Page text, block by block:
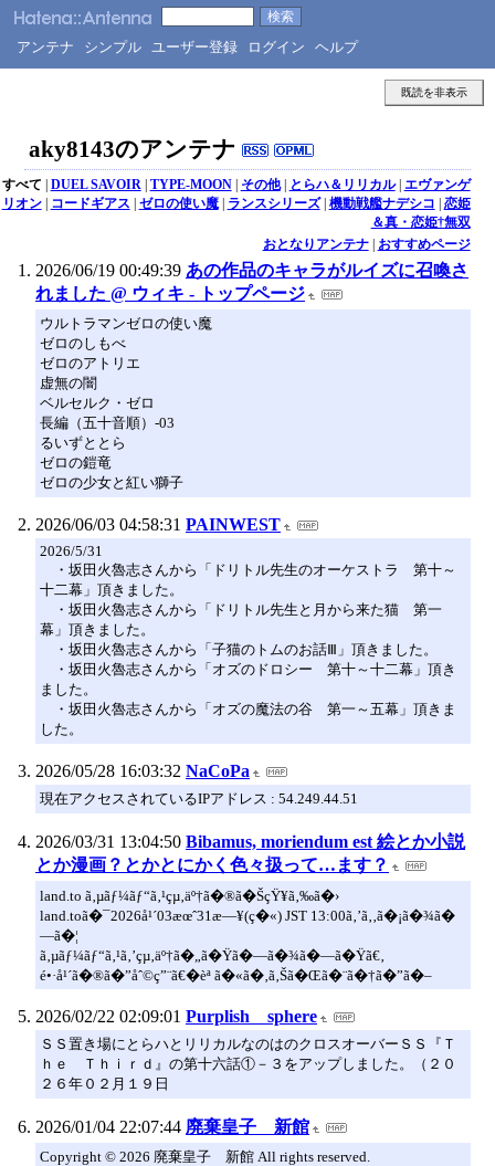
アンテナ シンプル ユーザー登録 ログイン ヘルプ
既読を非表示
aky8143のアンテナ
すべて | DUEL SAVOIR| TYPE-MOON| その他| とらハ＆リリカル| エヴァンゲ
リオン| コードギアス | ゼロの使い魔| ランスシリーズ| 機動戦艦ナデシコ | 恋姫
＆真・恋姫†無双
おとなりアンテナ| おすすめページ
2026/06/19 00:49:39 あの作品のキャラがルイズに召喚さ
れました @ ウィキ - トップページ
ウルトラマンゼロの使い魔
ゼロのしもべ
ゼロのアトリエ
虚無の闇
ベルセルク・ゼロ
長編（五十音順）-03
るいずととら
ゼロの鎧竜
ゼロの少女と紅い獅子
2026/06/03 04:58:31 PAINWEST
2026/5/31
・坂田火魯志さんから「ドリトル先生のオーケストラ 第十～
十二幕」頂きました。
・坂田火魯志さんから「ドリトル先生と月から来た猫 第一
幕」頂きました。
・坂田火魯志さんから「子猫のトムのお話Ⅲ」頂きました。
・坂田火魯志さんから「オズのドロシー 第十～十二幕」頂き
ました。
・坂田火魯志さんから「オズの魔法の谷 第一～五幕」頂きま
した。
2026/05/28 16:03:32 NaCoPa
現在アクセスされているIPアドレス : 54.249.44.51
2026/03/31 13:04:50 Bibamus, moriendum est 絵とか小説
とか漫画？とかとにかく色々扱って…ます？
land.to ã‚µãƒ¼ãƒ“ã‚¹çµ‚äº†ã�®ã�ŠçŸ¥ã‚‰ã�›
land.toã�¯2026å¹´03æœˆ31æ—¥(ç�«) JST 13:00ã‚’ã‚‚ã�¡ã�¾ã�
—ã�¦
ã‚µãƒ¼ãƒ“ã‚¹ã‚’çµ‚äº†ã�„ã�Ÿã�—ã�¾ã�—ã�Ÿã€‚
é•·å¹´ã�®ã�”åˆ©ç”¨ã€�èª ã�«ã�‚ã‚Šã�Œã�¨ã�†ã�”ã�–
2026/02/22 02:09:01 Purplish sphere
ＳＳ置き場にとらハとリリカルなのはのクロスオーバーＳＳ『Ｔ
ｈｅ Ｔｈｉｒｄ』の第十六話①－３をアップしました。（２０
２６年０２月１９日
2026/01/04 22:07:44 廃棄皇子 新館
Copyright © 2026 廃棄皇子 新館 All rights reserved.